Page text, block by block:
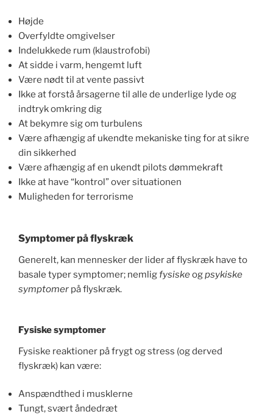
Højde
Overfyldte omgivelser
Indelukkede rum (klaustrofobi)
At sidde i varm, hengemt luft
Være nødt til at vente passivt
Ikke at forstå årsagerne til alle de underlige lyde og
indtryk omkring dig
At bekymre sig om turbulens
Være afhængig af ukendte mekaniske ting for at sikre
din sikkerhed
Være afhængig af en ukendt pilots dømmekraft
Ikke at have “kontrol” over situationen
Muligheden for terrorisme
Symptomer på flyskræk
Generelt, kan mennesker der lider af flyskræk have to
basale typer symptomer; nemligfysiskeogpsykiske
symptomer på flyskræk.
Fysiske symptomer
Fysiske reaktioner på frygt og stress (og derved
flyskræk) kan være:
Anspændthed i musklerne
Tungt, svært åndedræt